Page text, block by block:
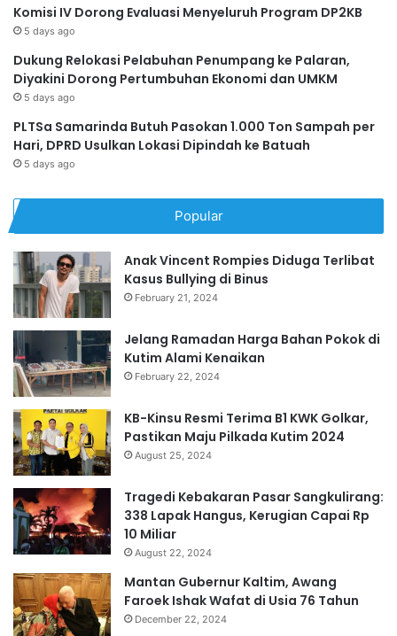
Komisi IV Dorong Evaluasi Menyeluruh Program DP2KB
5 days ago
Dukung Relokasi Pelabuhan Penumpang ke Palaran,
Diyakini Dorong Pertumbuhan Ekonomi dan UMKM
5 days ago
PLTSa Samarinda Butuh Pasokan 1.000 Ton Sampah per
Hari, DPRD Usulkan Lokasi Dipindah ke Batuah
5 days ago
Popular
Anak Vincent Rompies Diduga Terlibat
Kasus Bullying di Binus
February 21, 2024
Jelang Ramadan Harga Bahan Pokok di
Kutim Alami Kenaikan
February 22, 2024
KB-Kinsu Resmi Terima B1 KWK Golkar,
Pastikan Maju Pilkada Kutim 2024
August 25, 2024
Tragedi Kebakaran Pasar Sangkulirang:
338 Lapak Hangus, Kerugian Capai Rp
10 Miliar
August 22, 2024
Mantan Gubernur Kaltim, Awang
Faroek Ishak Wafat di Usia 76 Tahun
December 22, 2024